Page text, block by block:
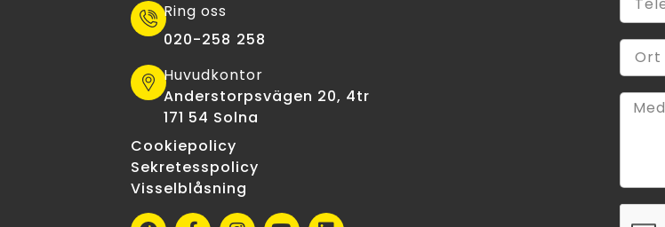
Ring oss
020-258 258
Huvudkontor
Anderstorpsvägen 20, 4tr
171 54 Solna
Cookiepolicy
Sekretesspolicy
Visselblåsning